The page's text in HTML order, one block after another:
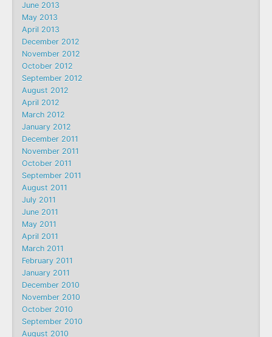
June 2013
May 2013
April 2013
December 2012
November 2012
October 2012
September 2012
August 2012
April 2012
March 2012
January 2012
December 2011
November 2011
October 2011
September 2011
August 2011
July 2011
June 2011
May 2011
April 2011
March 2011
February 2011
January 2011
December 2010
November 2010
October 2010
September 2010
August 2010